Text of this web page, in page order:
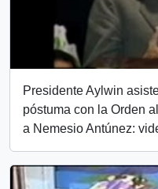
Presidente Aylwin
póstuma con la Orden
a Nemesio Antúnez: